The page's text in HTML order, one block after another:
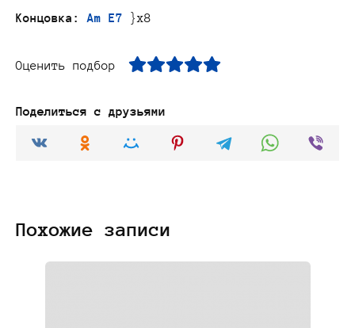
Концовка:
Am E7
Оценить подбор
Поделиться с друзьями
Похожие записи